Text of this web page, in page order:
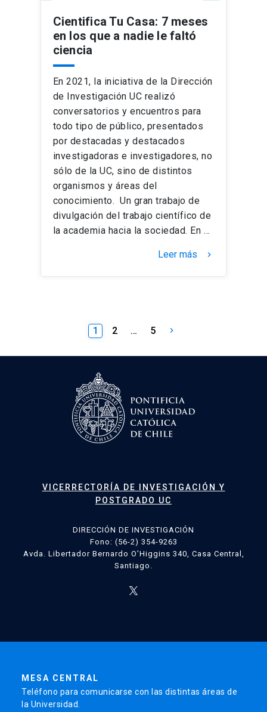
Cientifica Tu Casa: 7 meses
en los que a nadie le faltó
ciencia
En 2021, la iniciativa de la Dirección
de Investigación UC realizó
conversatorios y encuentros para
todo tipo de público, presentados
por destacadas y destacados
investigadoras e investigadores, no
sólo de la UC, sino de distintos
organismos y áreas del
conocimiento. Un gran trabajo de
divulgación del trabajo científico de
la academia hacia la sociedad. En …
Leer más keyboard_arrow_right
entradas
1 2 … 5 keyboard_arrow_right
VICERRECTORÍA DE INVESTIGACIÓN Y
POSTGRADO UC
DIRECCIÓN DE INVESTIGACIÓN
Fono: (56-2) 354-9263
Avda. Libertador Bernardo O’Higgins 340, Casa Central,
Santiago.
MESA CENTRAL
Teléfono para comunicarse con las distintas áreas de
la Universidad.